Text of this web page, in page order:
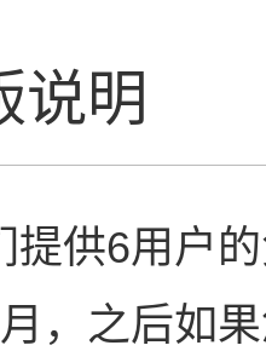
说明
提供6用户
，之后如